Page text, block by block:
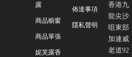
露
商品櫥窗
商品單張
妮芙露香
佈達事項
隱私聲明
香港九
龍尖沙
咀東部
加連威
老道92